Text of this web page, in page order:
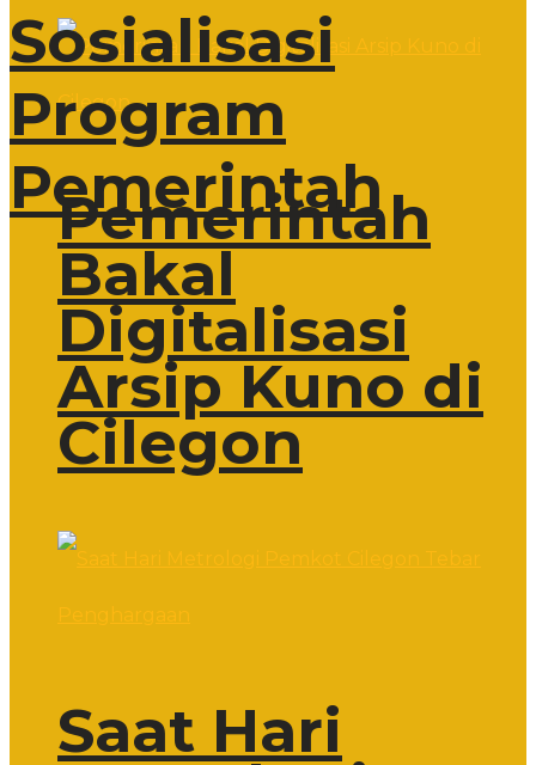
Pemerintah
Bakal
Digitalisasi
Arsip Kuno di
Cilegon
Saat Hari
Sosialisasi
Program
Pemerintah